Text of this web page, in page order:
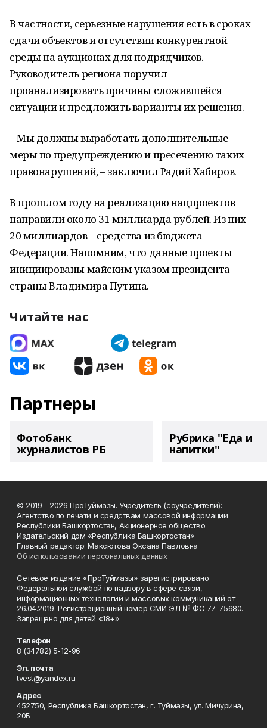
В частности, серьезные нарушения есть в сроках
сдачи объектов и отсутствии конкурентной
среды на аукционах для подрядчиков.
Руководитель региона поручил
проанализировать причины сложившейся
ситуации и предложить варианты их решения.
– Мы должны выработать дополнительные
меры по предупреждению и пресечению таких
правонарушений, – заключил Радий Хабиров.
В прошлом году на реализацию нацпроектов
направили около 31 миллиарда рублей. Из них
20 миллиардов – средства из бюджета
Федерации. Напомним, что данные проекты
инициированы майским указом президента
страны Владимира Путина.
Читайте нас
Партнеры
Фотобанк
журналистов РБ
Рубрика "Еда и
напитки"
© 2019 - 2026 ПроТуймазы. Учредитель (соучредители):
Агентство по печати и средствам массовой информации
Республики Башкортостан, Акционерное общество
Издательский дом «Республика Башкортостан»
Главный редактор: Максютова Оксана Павловна
Об использовании персональных данных
Сетевое издание «ПроТуймазы» зарегистрировано
Федеральной службой по надзору в сфере связи,
информационных технологий и массовых коммуникаций от
26.04.2019. Регистрационный номер СМИ ЭЛ № ФС 77-75680.
Запрещено для детей «18+»
Телефон
8 (34782) 5-12-96
Эл. почта
tvest@yandex.ru
Адрес
452750, Республика Башкортостан, г. Туймазы, ул. Мичурина,
20Б